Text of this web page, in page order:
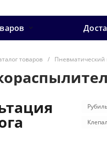
товаров / Пневматический